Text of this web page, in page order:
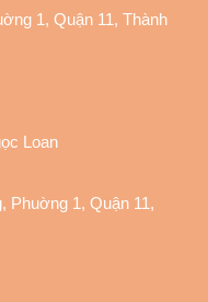
1, Quận 11, Thành
Loan
Phuờng 1, Quận 11,